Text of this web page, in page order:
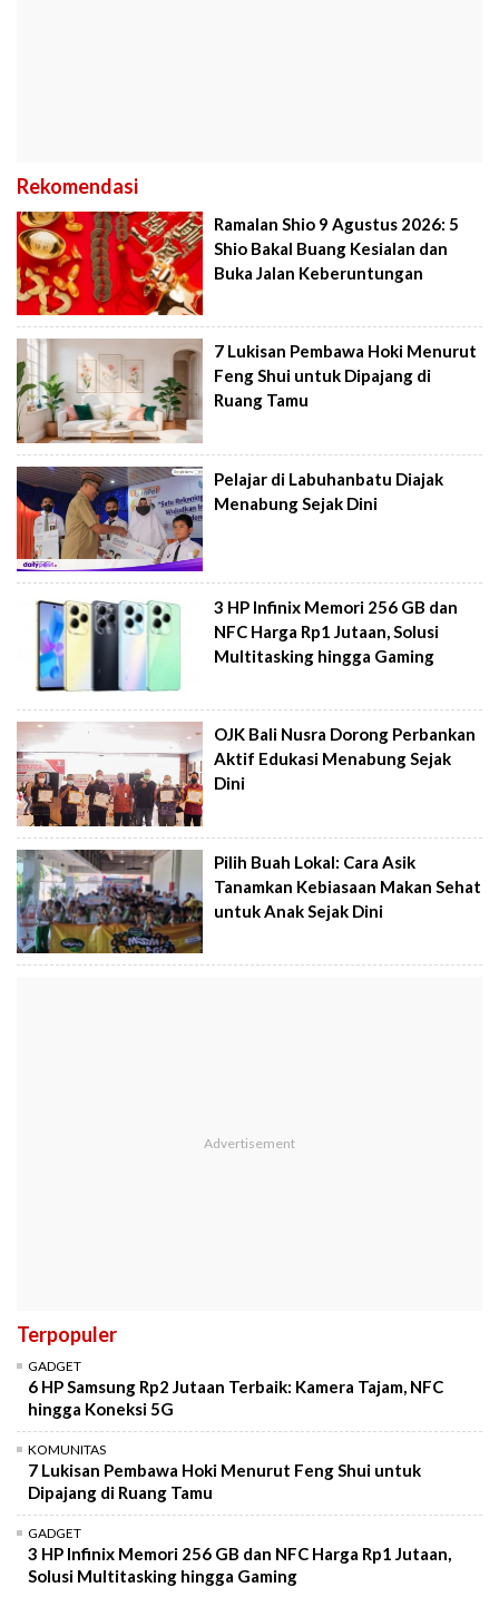
Rekomendasi
Ramalan Shio 9 Agustus 2026: 5
Shio Bakal Buang Kesialan dan
Buka Jalan Keberuntungan
7 Lukisan Pembawa Hoki Menurut
Feng Shui untuk Dipajang di
Ruang Tamu
Pelajar di Labuhanbatu Diajak
Menabung Sejak Dini
3 HP Infinix Memori 256 GB dan
NFC Harga Rp1 Jutaan, Solusi
Multitasking hingga Gaming
OJK Bali Nusra Dorong Perbankan
Aktif Edukasi Menabung Sejak
Dini
Pilih Buah Lokal: Cara Asik
Tanamkan Kebiasaan Makan Sehat
untuk Anak Sejak Dini
Terpopuler
GADGET
6 HP Samsung Rp2 Jutaan Terbaik: Kamera Tajam, NFC
hingga Koneksi 5G
KOMUNITAS
7 Lukisan Pembawa Hoki Menurut Feng Shui untuk
Dipajang di Ruang Tamu
GADGET
3 HP Infinix Memori 256 GB dan NFC Harga Rp1 Jutaan,
Solusi Multitasking hingga Gaming